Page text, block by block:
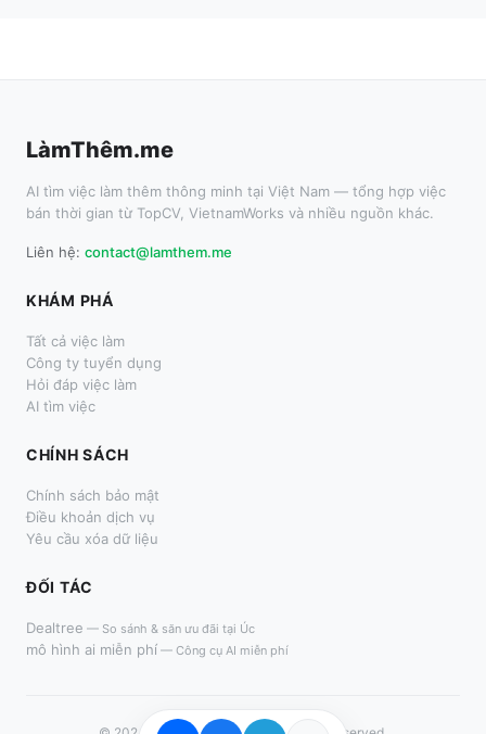
LàmThêm.me
AI tìm việc làm thêm thông minh tại Việt Nam — tổng hợp việc
bán thời gian từ TopCV, VietnamWorks và nhiều nguồn khác.
Liên hệ: contact@lamthem.me
KHÁM PHÁ
Tất cả việc làm
Công ty tuyển dụng
Hỏi đáp việc làm
AI tìm việc
CHÍNH SÁCH
Chính sách bảo mật
Điều khoản dịch vụ
Yêu cầu xóa dữ liệu
ĐỐI TÁC
Dealtree — So sánh & săn ưu đãi tại Úc
mô hình ai miễn phí — Công cụ AI miễn phí